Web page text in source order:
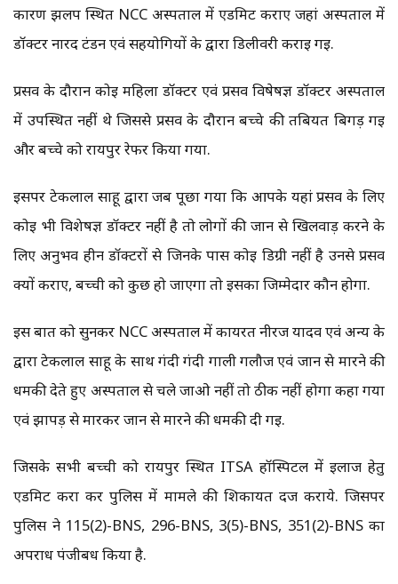
कारण झलप स्थित NCC अस्पताल में एडमिट कराए जहां अस्पताल में
डॉक्टर नारद टंडन एवं सहयोगियों के द्वारा डिलीवरी कराई गई.
प्रसव के दौरान कोई महिला डॉक्टर एवं प्रसव विषेषज्ञ डॉक्टर अस्पताल
में उपस्थित नहीं थे जिससे प्रसव के दौरान बच्चे की तबियत बिगड़ गई
और बच्चे को रायपुर रेफर किया गया.
इसपर टेकलाल साहू द्वारा जब पूछा गया कि आपके यहां प्रसव के लिए
कोई भी विशेषज्ञ डॉक्टर नहीं है तो लोगों की जान से खिलवाड़ करने के
लिए अनुभव हीन डॉक्टरों से जिनके पास कोई डिग्री नहीं है उनसे प्रसव
क्यों कराए, बच्ची को कुछ हो जाएगा तो इसका जिम्मेदार कौन होगा.
इस बात को सुनकर NCC अस्पताल में कार्यरत नीरज यादव एवं अन्य के
द्वारा टेकलाल साहू के साथ गंदी गंदी गाली गलौज एवं जान से मारने की
धमकी देते हुए अस्पताल से चले जाओ नहीं तो ठीक नहीं होगा कहा गया
एवं झापड़ से मारकर जान से मारने की धमकी दी गई.
जिसके सभी बच्ची को रायपुर स्थित ITSA हॉस्पिटल में ईलाज हेतु
एडमिट करा कर पुलिस में मामले की शिकायत दर्ज कराये. जिसपर
पुलिस ने 115(2)-BNS, 296-BNS, 3(5)-BNS, 351(2)-BNS का
अपराध पंजीबध किया है.